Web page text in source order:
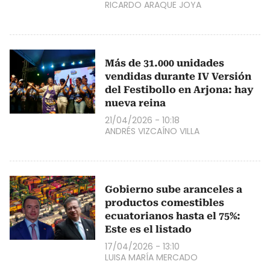
RICARDO ARAQUE JOYA
Más de 31.000 unidades
vendidas durante IV Versión
del Festibollo en Arjona: hay
nueva reina
21/04/2026 - 10:18
ANDRÉS VIZCAÍNO VILLA
Gobierno sube aranceles a
productos comestibles
ecuatorianos hasta el 75%:
Este es el listado
17/04/2026 - 13:10
LUISA MARÍA MERCADO